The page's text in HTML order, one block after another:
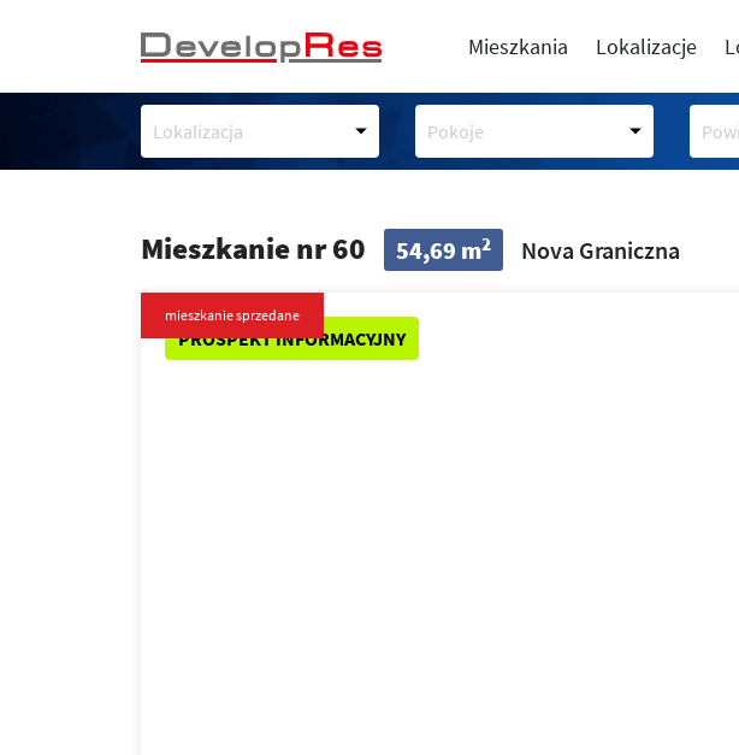
Mieszkania Lokalizacje
Lokalizacja Pokoje
Mieszkanie nr 60 54,69 m2 Nova Graniczna
PROSPEKT INFORMACYJNY
mieszkanie sprzedane